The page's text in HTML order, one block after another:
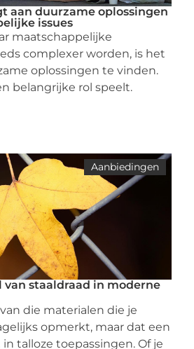
aan duurzame oplossingen
issues
maatschappelijke
complexer worden, is het
oplossingen te vinden.
belangrijke rol speelt.
Aanbiedingen
van staaldraad in moderne
die materialen die je
opmerkt, maar dat een
talloze toepassingen. Of je